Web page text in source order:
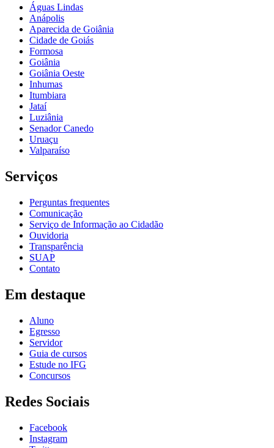
Águas Lindas
Anápolis
Aparecida de Goiânia
Cidade de Goiás
Formosa
Goiânia
Goiânia Oeste
Inhumas
Itumbiara
Jataí
Luziânia
Senador Canedo
Uruaçu
Valparaíso
Serviços
Perguntas frequentes
Comunicação
Serviço de Informação ao Cidadão
Ouvidoria
Transparência
SUAP
Contato
Em destaque
Aluno
Egresso
Servidor
Guia de cursos
Estude no IFG
Concursos
Redes Sociais
Facebook
Instagram